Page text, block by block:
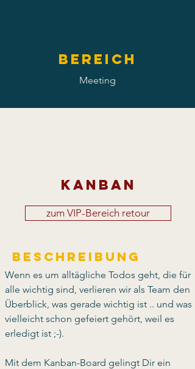
Bereich
Meeting
Kanban
zum VIP-Bereich retour
Beschreibung
Wenn es um alltägliche Todos geht, die für
alle wichtig sind, verlieren wir als Team den
Überblick, was gerade wichtig ist .. und was
vielleicht schon gefeiert gehört, weil es
erledigt ist ;-).
Mit dem Kanban-Board gelingt Dir ein